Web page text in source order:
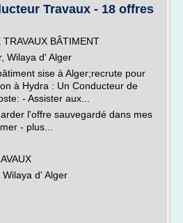
Travaux - 18 offres
BÂTIMENT
Wilaya d' Alger
sise à Alger;recrute pour
à Hydra : Un Conducteur de
- Assister aux...
l'offre sauvegardé dans mes
- plus...
d' Alger